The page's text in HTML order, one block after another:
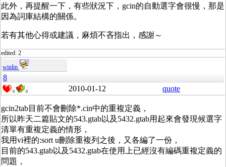
此外，再提醒一下，有些狀況下，gcin的自動選字會很慢，那是
因為詞庫結構的關係。
若有其他心得或建議，麻煩不吝指出，感謝～
edited: 2
winlin
8
0 0 2010-01-12 quote
gcin2tab目前不會刪除*.cin中的重複定義，
所以昨天二篇貼文的543.gtab以及5432.gtab用起來會發現候選字
清單有重複定義的情形，
我用vi裡的:sort u刪除重複列之後，又各編了一份，
目前的543.gtab以及5432.gtab在使用上已經沒有編碼重複定義的
問題，